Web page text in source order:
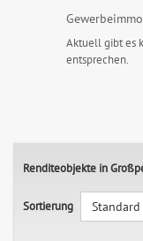
Aktuell gibt es
entsprechen.
Renditeobjekte in
Sortierung
Standard